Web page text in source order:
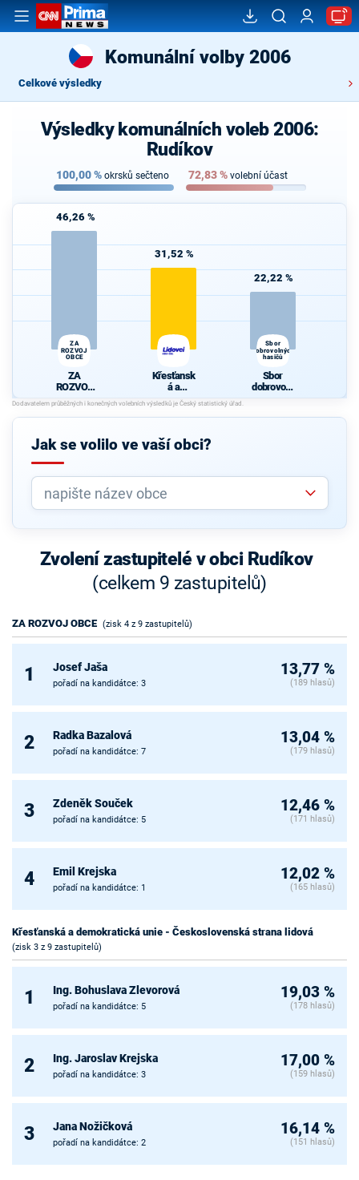
Komunální volby 2006
Celkové výsledky
Výsledky komunálních voleb 2006:
Rudíkov
100,00% okrsků sečteno 72,83% volební účast
46,26 %
ZA
ROZVOJ
OBCE
ZA
ROZVOJ
OBCE
31,52 %
Křesťansk
á a
demokrati
cká unie -
Českoslov
strana
22,22 %
Sbor
dobrovolných
hasičů
Sbor
dobrovoln
ých hasičů
Jak se volilo ve vaší obci?
Zvolení zastupitelé v obci Rudíkov
(celkem 9 zastupitelů)
ZA ROZVOJ OBCE (zisk 4 z 9 zastupitelů)
1 Josef Jaša
pořadí na kandidátce: 3
13,77 %
(189 hlasů)
2 Radka Bazalová
pořadí na kandidátce: 7
13,04 %
(179 hlasů)
3 Zdeněk Souček
pořadí na kandidátce: 5
12,46 %
(171 hlasů)
4 Emil Krejska
pořadí na kandidátce: 1
12,02 %
(165 hlasů)
Křesťanská a demokratická unie - Československá strana lidová
(zisk 3 z 9 zastupitelů)
1 Ing. Bohuslava Zlevorová
pořadí na kandidátce: 5
19,03 %
(178 hlasů)
2 Ing. Jaroslav Krejska
pořadí na kandidátce: 3
17,00 %
(159 hlasů)
3 Jana Nožičková
pořadí na kandidátce: 2
16,14 %
(151 hlasů)